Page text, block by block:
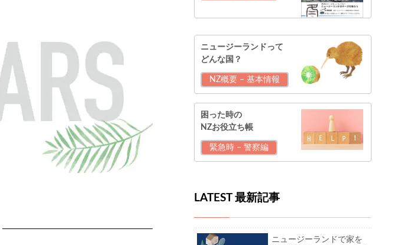
ニュージーランドって
どんな国？
NZ概要 – 基本情報
困った時の
NZお役立ち帳
緊急時 – 警察編
LATEST 最新記事
ニュージーランドで家を